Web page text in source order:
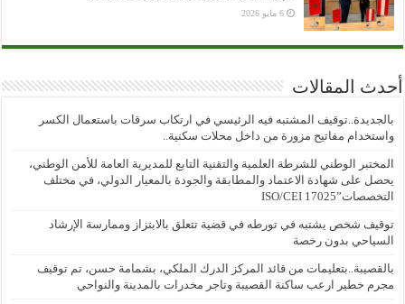
6 مايو 2026
أحدث المقالات
بالجديدة..توقيف المشتبه فيه الرئيسي في ارتكاب سرقات باستعمال الكسر
واستخدام مفاتيح مزورة من داخل محلات سكنية..
المختبر الوطني للشرطة العلمية والتقنية التابع للمديرية العامة للأمن الوطني،
يحصل على شهادة الاعتماد والمطابقة والجودة بالمعيار الدولي، في مختلف
التخصصات”ISO/CEI 17025
توقيف شخص يشتبه في تورطه في قضية تتعلق بالابتزاز وممارسة الإرشاد
السياحي بدون رخصة
بالقصيبة..بتعليمات من قائد المركز الدرك الملكي، بشمامة حسن، تم توقيف
مجرم خطير ارعب ساكنة القصيبة وتاجر مخدرات بالمدينة والنواحي